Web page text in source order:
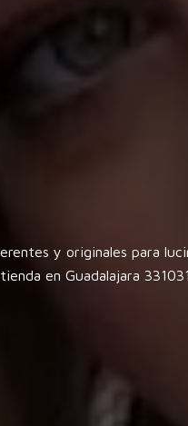
y originales para
enGuadalajara